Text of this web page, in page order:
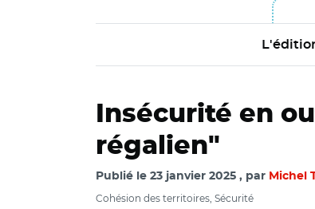
Insécurité en
régalien"
Publié le 23 janvier 2025 par Michel
Cohésion des territoires, Sécurité